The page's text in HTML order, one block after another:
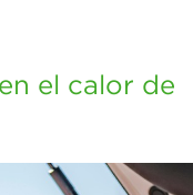
el calor de